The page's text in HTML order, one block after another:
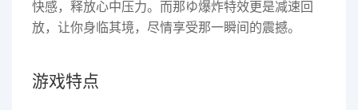
快感，释放心中压力。而那ゆ爆炸特效更是减速回
放，让你身临其境，尽情享受那一瞬间的震撼。
游戏特点